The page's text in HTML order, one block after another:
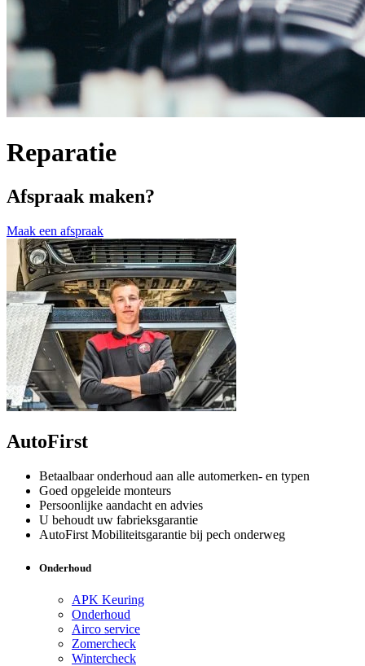
Reparatie
Afspraak maken?
Maak een afspraak
AutoFirst
Betaalbaar onderhoud aan alle automerken- en typen
Goed opgeleide monteurs
Persoonlijke aandacht en advies
U behoudt uw fabrieksgarantie
AutoFirst Mobiliteitsgarantie bij pech onderweg
Onderhoud
APK Keuring
Onderhoud
Airco service
Zomercheck
Wintercheck